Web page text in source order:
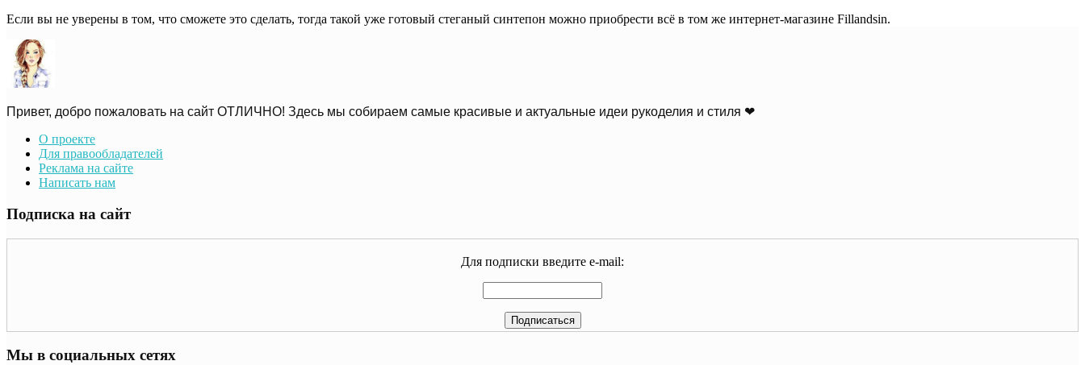
Если вы не уверены в том, что сможете это сделать, тогда такой уже готовый стеганый синтепон можно приобрести всё в том же интернет-магазине Fillandsin.
Привет, добро пожаловать на сайт ОТЛИЧНО! Здесь мы собираем самые красивые и актуальные идеи рукоделия и стиля ❤
О проекте
Для правообладателей
Реклама на сайте
Написать нам
Подписка на сайт
Для подписки введите e-mail:
Мы в социальных сетях